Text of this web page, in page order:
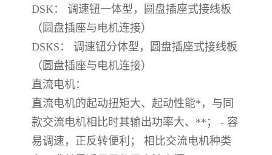
DSK： 调速钮一体型，圆盘插座式接线板
（圆盘插座与电机连接）
DSKS： 调速钮分体型，圆盘插座式接线板
（圆盘插座与电机连接）
直流电机：
直流电机的起动扭矩大、起动性能*，与同
款交流电机相比时其输出功率大、**； - 容
易调速，正反转便利； 相比交流电机种类